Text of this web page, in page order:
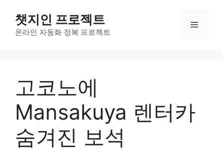
챗지인 프로젝트
온라인 자동화 정복 프로젝트
메
고코노에
Mansakuya 렌터카
숨겨진 보석